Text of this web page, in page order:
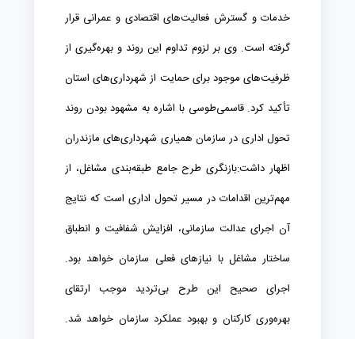
خدمات و گسترش فعالیت‌های اقتصادی و عمرانی قرار
گرفته است. وی بر لزوم تداوم این روند و بهره‌گیری از
ظرفیت‌های موجود برای حمایت از شهرداری‌های استان
تأکید کرد. قاسمی‌طوسی با اشاره به مشهود بودن روند
تحول اداری در سازمان همیاری شهرداری‌های مازندران
اظهار داشت:بازنگری طرح جامع طبقه‌بندی مشاغل، از
مهم‌ترین اقدامات در مسیر تحول اداری است که نتایج
آن اجرای عدالت سازمانی، افزایش شفافیت و انطباق
ساختار مشاغل با نیازهای فعلی سازمان خواهد بود.
اجرای صحیح این طرح بی‌تردید موجب ارتقای
بهره‌وری کارکنان و بهبود عملکرد سازمان خواهد شد.